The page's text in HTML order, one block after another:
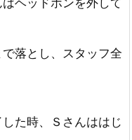
ヘッドホンを外して
落とし、スタッフ全
た時、Ｓさんははじ